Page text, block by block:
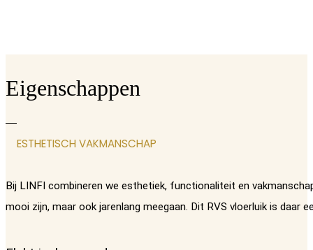
Eigenschappen
ESTHETISCH VAKMANSCHAP
Bij LINFI combineren we esthetiek, functionaliteit en
mooi zijn, maar ook jarenlang meegaan. Dit RVS vloerluik is daar